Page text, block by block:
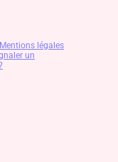
Mentions légales
un